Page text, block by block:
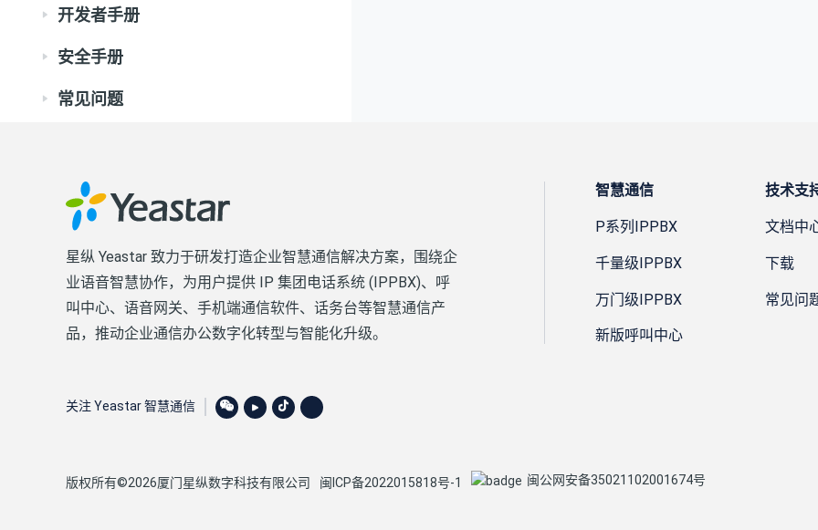
开发者手册
安全手册
常见问题
星纵 Yeastar 致力于研发打造企业智慧通信解决方案，围绕企
业语音智慧协作，为用户提供 IP 集团电话系统 (IPPBX)、呼
叫中心、语音网关、手机端通信软件、话务台等智慧通信产
品，推动企业通信办公数字化转型与智能化升级。
智慧通信
P系列IPPBX
千量级IPPBX
万门级IPPBX
新版呼叫中心
技术支
文档中
下载
常见问
关注 Yeastar 智慧通信
版权所有©2026厦门星纵数字科技有限公司 闽ICP备2022015818号-1 闽公网安备35021102001674号